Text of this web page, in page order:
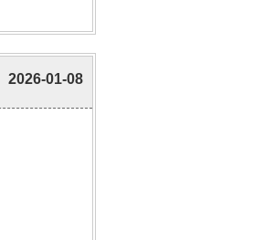
2026-01-08